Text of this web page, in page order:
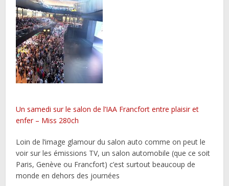
Un samedi sur le salon de l’IAA Francfort entre plaisir et
enfer – Miss 280ch
Loin de l’image glamour du salon auto comme on peut le
voir sur les émissions TV, un salon automobile (que ce soit
Paris, Genève ou Francfort) c’est surtout beaucoup de
monde en dehors des journées